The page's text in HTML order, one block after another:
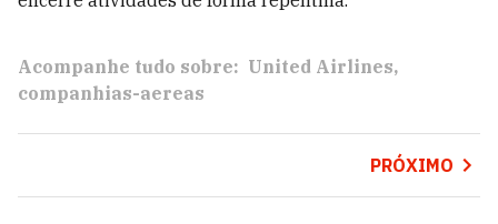
Acompanhe tudo sobre: United Airlines
companhias-aereas
PRÓXIMO